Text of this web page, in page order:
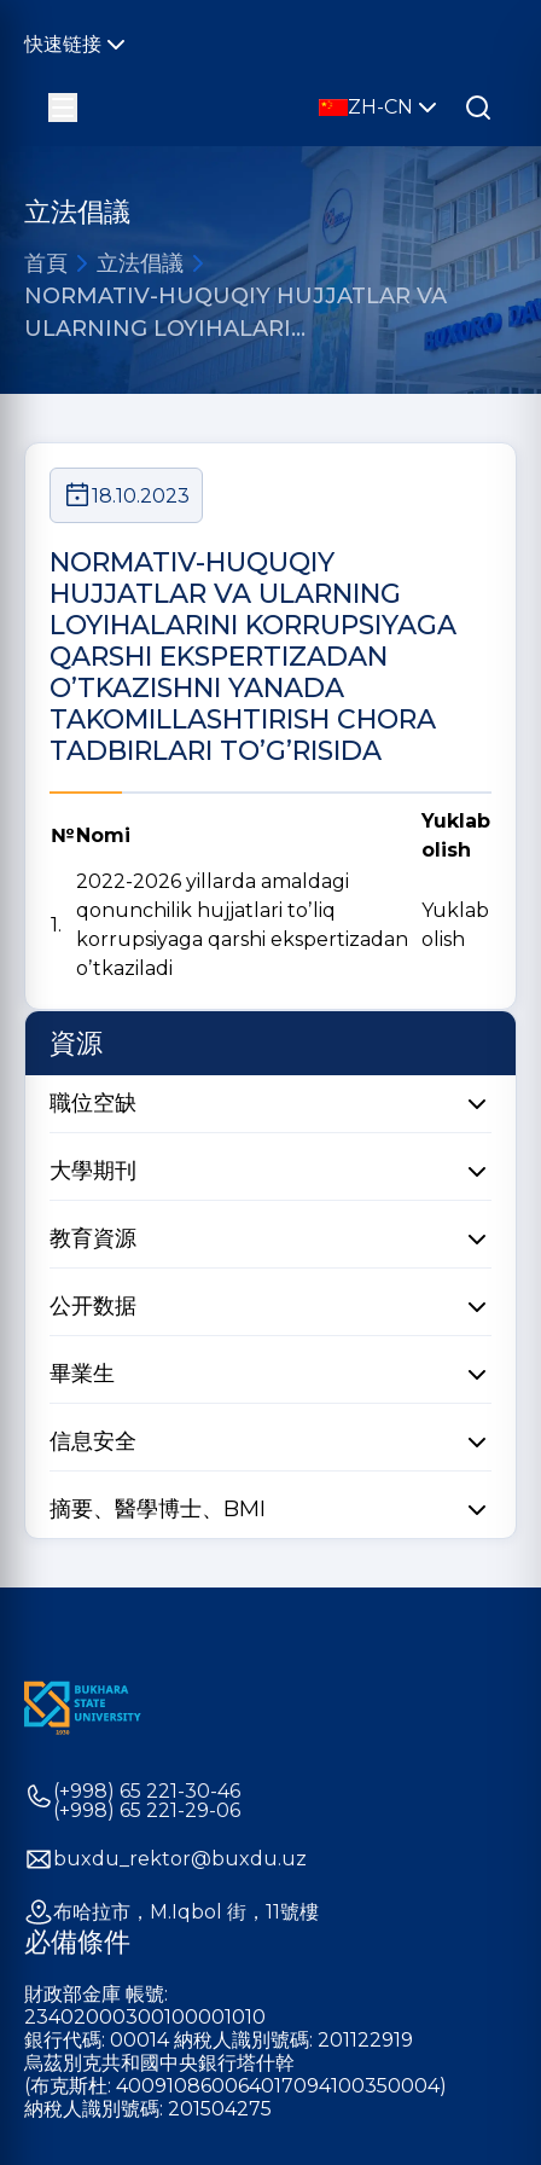
快速链接
ZH-CN
立法倡議
首頁
立法倡議
NORMATIV-HUQUQIY HUJJATLAR VA
ULARNING LOYIHALARI…
18.10.2023
NORMATIV-HUQUQIY
HUJJATLAR VA ULARNING
LOYIHALARINI KORRUPSIYAGA
QARSHI EKSPERTIZADAN
OʼTKAZISHNI YANADA
TAKOMILLASHTIRISH CHORA
TADBIRLARI TOʼGʼRISIDA
№Nomi
Yuklab
olish
1.
2022-2026 yillarda amaldagi
qonunchilik hujjatlari toʼliq
korrupsiyaga qarshi ekspertizadan
oʼtkaziladi
Yuklab
olish
資源
職位空缺
大學期刊
教育資源
公开数据
畢業生
信息安全
摘要、醫學博士、BMI
(+998) 65 221-30-46
(+998) 65 221-29-06
buxdu_rektor@buxdu.uz
布哈拉市，M.Iqbol 街，11號樓
必備條件
財政部金庫 帳號:
23402000300100001010
銀行代碼: 00014 納稅人識別號碼: 201122919
烏茲別克共和國中央銀行塔什幹
(布克斯杜: 400910860064017094100350004)
納稅人識別號碼: 201504275